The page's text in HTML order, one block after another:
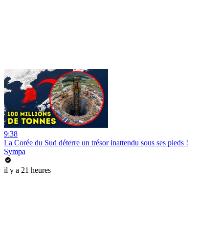
9:38
La Corée du Sud déterre un trésor inattendu sous ses pieds !
Sympa
il y a 21 heures